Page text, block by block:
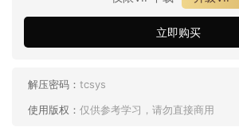
立即购买
解压密码： tcsys
使用版权： 仅供参考学习，请勿直接商用